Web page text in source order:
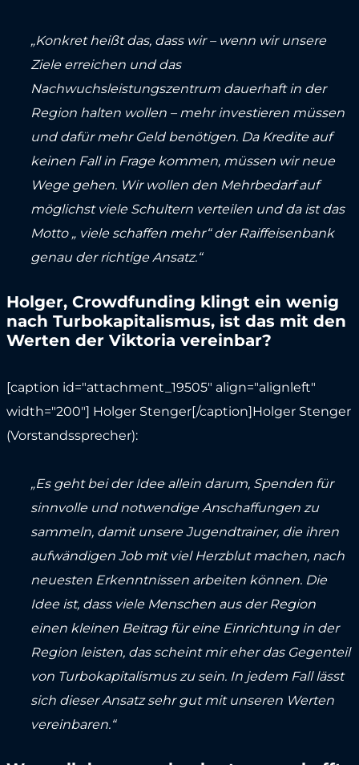
„Konkret heißt das, dass wir – wenn wir unsere
Ziele erreichen und das
Nachwuchsleistungszentrum dauerhaft in der
Region halten wollen – mehr investieren müssen
und dafür mehr Geld benötigen. Da Kredite auf
keinen Fall in Frage kommen, müssen wir neue
Wege gehen. Wir wollen den Mehrbedarf auf
möglichst viele Schultern verteilen und da ist das
Motto „ viele schaffen mehr“ der Raiffeisenbank
genau der richtige Ansatz.“
Holger, Crowdfunding klingt ein wenig
nach Turbokapitalismus, ist das mit den
Werten der Viktoria vereinbar?
[caption id="attachment_19505" align="alignleft"
width="200"] Holger Stenger[/caption]Holger Stenger
(Vorstandssprecher):
„Es geht bei der Idee allein darum, Spenden für
sinnvolle und notwendige Anschaffungen zu
sammeln, damit unsere Jugendtrainer, die ihren
aufwändigen Job mit viel Herzblut machen, nach
neuesten Erkenntnissen arbeiten können. Die
Idee ist, dass viele Menschen aus der Region
einen kleinen Beitrag für eine Einrichtung in der
Region leisten, das scheint mir eher das Gegenteil
von Turbokapitalismus zu sein. In jedem Fall lässt
sich dieser Ansatz sehr gut mit unseren Werten
vereinbaren.“